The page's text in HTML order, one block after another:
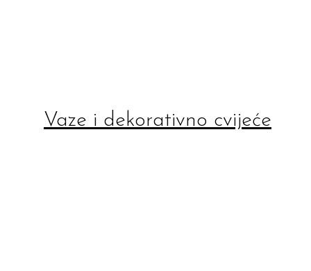
Vaze i dekorativno cvijeće